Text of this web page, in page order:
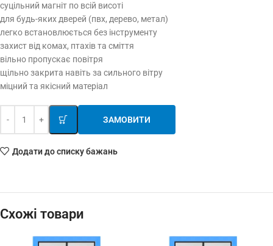
суцільний магніт по всій висоті
для будь-яких дверей (пвх, дерево, метал)
легко встановлюється без інструменту
захист від комах, птахів та сміття
вільно пропускає повітря
щільно закрита навіть за сильного вітру
міцний та якісний матеріал
ЗАМОВИТИ
Додати до списку бажань
Схожі товари